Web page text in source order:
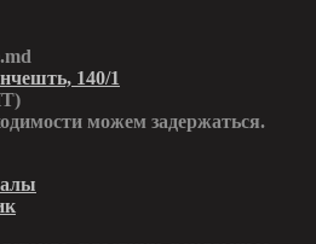
140/1
можем задержаться.